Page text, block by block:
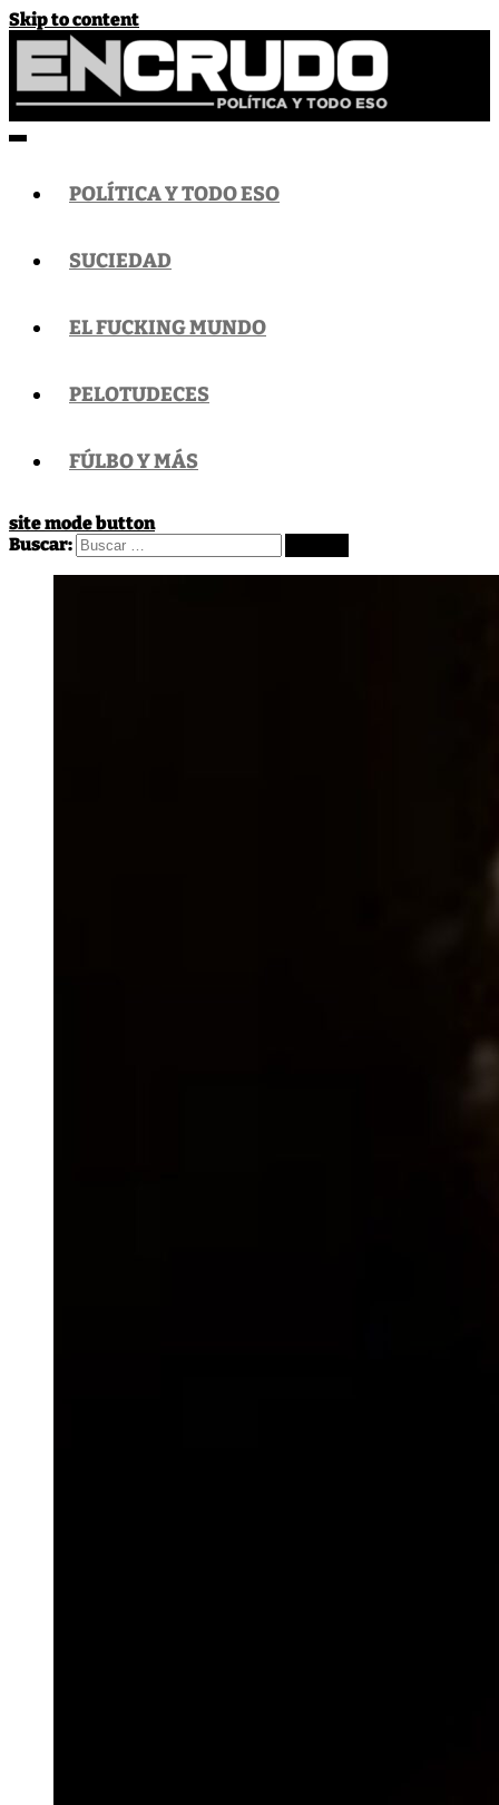
Skip to content
POLÍTICA Y TODO ESO
SUCIEDAD
EL FUCKING MUNDO
PELOTUDECES
FÚLBO Y MÁS
site mode button
Buscar: